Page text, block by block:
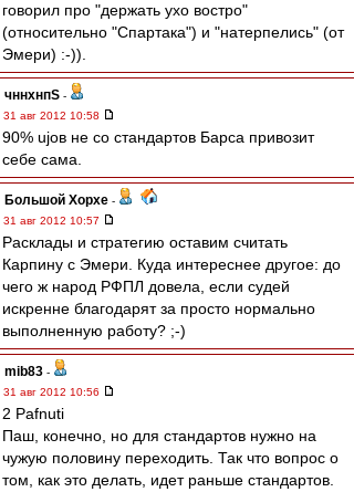
говорил про "держать ухо востро"
(относительно "Спартака") и "натерпелись" (от
Эмери) :-)).
чннхнпS -
31 авг 2012 10:58
90% ujов не со стандартов Барса привозит
себе сама.
Большой Хорхе -
31 авг 2012 10:57
Расклады и стратегию оставим считать
Карпину с Эмери. Куда интереснее другое: до
чего ж народ РФПЛ довела, если судей
искренне благодарят за просто нормально
выполненную работу? ;-)
mib83 -
31 авг 2012 10:56
2 Pafnuti
Паш, конечно, но для стандартов нужно на
чужую половину переходить. Так что вопрос о
том, как это делать, идет раньше стандартов.